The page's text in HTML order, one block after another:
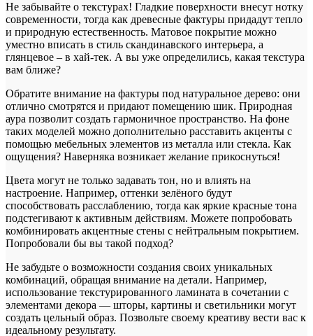
Не забывайте о текстурах! Гладкие поверхности внесут нотку
современности, тогда как древесные фактуры придадут тепло
и природную естественность. Матовое покрытие можно
уместно вписать в стиль скандинавского интерьера, а
глянцевое – в хай-тек. А вы уже определились, какая текстура
вам ближе?
Обратите внимание на фактуры под натуральное дерево: они
отлично смотрятся и придают помещению шик. Природная
аура позволит создать гармоничное пространство. На фоне
таких моделей можно дополнительно расставить акценты с
помощью мебельных элементов из металла или стекла. Как
ощущения? Наверняка возникает желание прикоснуться!
Цвета могут не только задавать тон, но и влиять на
настроение. Например, оттенки зелёного будут
способствовать расслаблению, тогда как яркие красные тона
подстегивают к активным действиям. Можете попробовать
комбинировать акцентные стены с нейтральным покрытием.
Попробовали бы вы такой подход?
Не забудьте о возможности создания своих уникальных
комбинаций, обращая внимание на детали. Например,
использование текстурированного ламината в сочетании с
элементами декора — шторы, картины и светильники могут
создать цельный образ. Позвольте своему креативу вести вас к
идеальному результату.